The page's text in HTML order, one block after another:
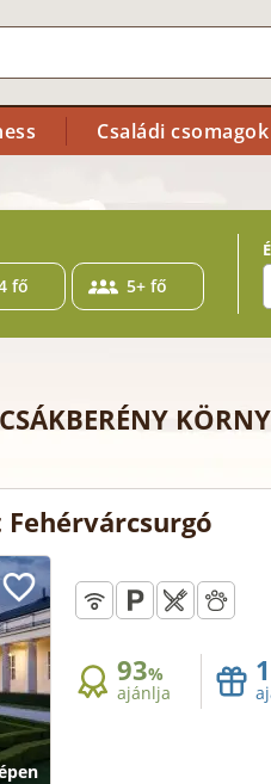
Családi csomagok
fő 5+ fő
93%
ajánlja
1